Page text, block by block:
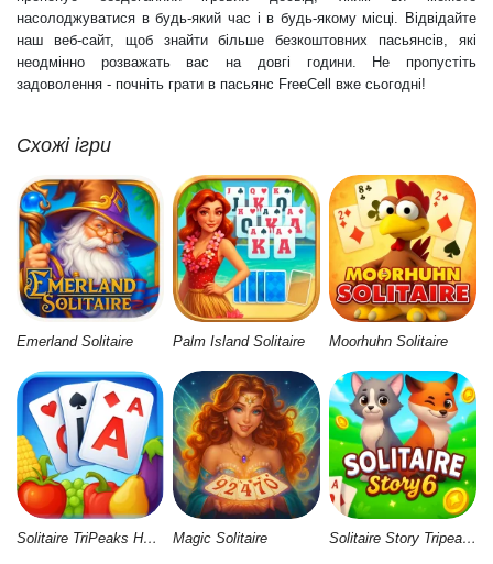
насолоджуватися в будь-який час і в будь-якому місці. Відвідайте
наш веб-сайт, щоб знайти більше безкоштовних пасьянсів, які
неодмінно розважать вас на довгі години. Не пропустіть
задоволення - почніть грати в пасьянс FreeCell вже сьогодні!
Схожі ігри
Emerland Solitaire Palm Island Solitaire Moorhuhn Solitaire
Solitaire TriPeaks Harvest Magic Solitaire Solitaire Story Tripeaks 6